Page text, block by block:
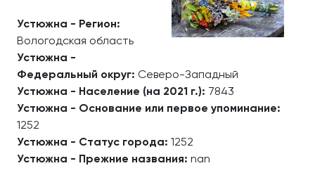
Устюжна - Регион:
Вологодская область
Устюжна -
Федеральный округ: Северо-Западный
Устюжна - Население (на 2021 г.): 7843
Устюжна - Основание или первое упоминание:
1252
Устюжна - Статус города: 1252
Устюжна - Прежние названия: nan